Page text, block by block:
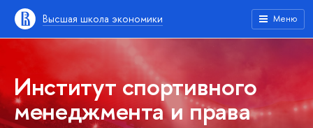
Высшая школа экономики Меню
Институт спортивного
менеджмента и права